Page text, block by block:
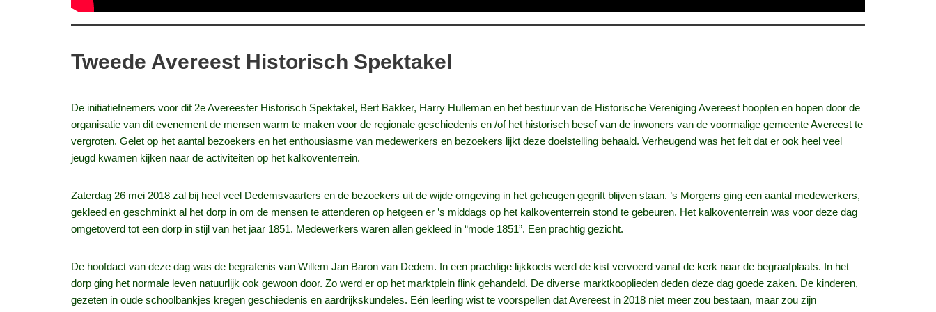
Tweede Avereest Historisch Spektakel
De initiatiefnemers voor dit 2e Avereester Historisch Spektakel, Bert Bakker, Harry Hulleman en het bestuur van de Historische Vereniging Avereest hoopten en hopen door de
organisatie van dit evenement de mensen warm te maken voor de regionale geschiedenis en /of het historisch besef van de inwoners van de voormalige gemeente Avereest te
vergroten. Gelet op het aantal bezoekers en het enthousiasme van medewerkers en bezoekers lijkt deze doelstelling behaald. Verheugend was het feit dat er ook heel veel
jeugd kwamen kijken naar de activiteiten op het kalkoventerrein.
Zaterdag 26 mei 2018 zal bij heel veel Dedemsvaarters en de bezoekers uit de wijde omgeving in het geheugen gegrift blijven staan. ’s Morgens ging een aantal medewerkers,
gekleed en geschminkt al het dorp in om de mensen te attenderen op hetgeen er ’s middags op het kalkoventerrein stond te gebeuren. Het kalkoventerrein was voor deze dag
omgetoverd tot een dorp in stijl van het jaar 1851. Medewerkers waren allen gekleed in “mode 1851”. Een prachtig gezicht.
De hoofdact van deze dag was de begrafenis van Willem Jan Baron van Dedem. In een prachtige lijkkoets werd de kist vervoerd vanaf de kerk naar de begraafplaats. In het
dorp ging het normale leven natuurlijk ook gewoon door. Zo werd er op het marktplein flink gehandeld. De diverse marktkooplieden deden deze dag goede zaken. De kinderen,
gezeten in oude schoolbankjes kregen geschiedenis en aardrijkskundeles. Eén leerling wist te voorspellen dat Avereest in 2018 niet meer zou bestaan, maar zou zijn